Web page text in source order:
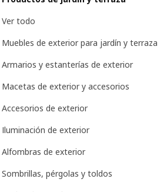
Ver todo
Muebles de exterior para jardín y terraza
Armarios y estanterías de exterior
Macetas de exterior y accesorios
Accesorios de exterior
Iluminación de exterior
Alfombras de exterior
Sombrillas, pérgolas y toldos